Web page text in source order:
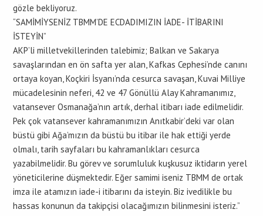
gözle bekliyoruz.
“SAMİMİYSENİZ TBMM’DE ECDADIMIZIN İADE- İTİBARINI
İSTEYİN”
AKP’li milletvekillerinden talebimiz; Balkan ve Sakarya
savaşlarından en ön safta yer alan, Kafkas Cephesi’nde canını
ortaya koyan, Koçkiri İsyanı’nda cesurca savaşan, Kuvai Milliye
mücadelesinin neferi, 42 ve 47 Gönüllü Alay Kahramanımız,
vatansever Osmanağa’nın artık, derhal itibarı iade edilmelidir.
Pek çok vatansever kahramanımızın Anıtkabir’deki var olan
büstü gibi Ağa’mızın da büstü bu itibar ile hak ettiği yerde
olmalı, tarih sayfaları bu kahramanlıkları cesurca
yazabilmelidir. Bu görev ve sorumluluk kuşkusuz iktidarın yerel
yöneticilerine düşmektedir. Eğer samimi iseniz TBMM de ortak
imza ile atamızın iade-i itibarını da isteyin. Biz ivedilikle bu
hassas konunun da takipçisi olacağımızın bilinmesini isteriz.”